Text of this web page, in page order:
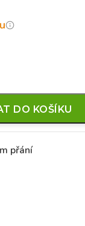
DO KOŠÍKU
přání